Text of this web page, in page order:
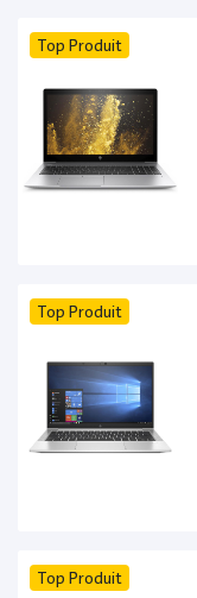
Top Produit
Top Produit
Top Produit